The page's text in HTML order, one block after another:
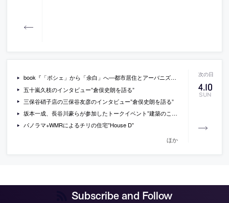
4.10
SUN
book『「ポシェ」から「余白」へ―都市居住とアーバニズムの諸相を追って』
五十嵐久枝のインタビュー”倉俣史朗を語る”
三保谷硝子店の三保谷友彦のインタビュー”倉俣史朗を語る”
坂本一成、長谷川豪らが参加したトークイベント”建築のことばとかたち”のレポート
パノラマ+WMRによるチリの住宅”House D”
ほか
Subscribe and Follow